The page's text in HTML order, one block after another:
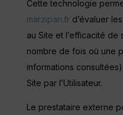
Cette technologie
marzipan.frd’évaluer
au Site et l’efficacité
nombre de fois où une
informations
Site par l’Utilisateur.
Le prestataire externe